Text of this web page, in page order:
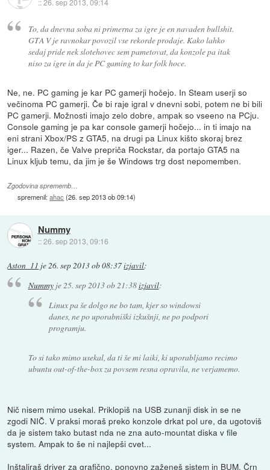
::26. sep 2013, 09:14
To, da dnevna soba ni primerna za igre je en navaden bullshit.
GTA V je ravnokar povozil vse rekorde prodaje. Kako lahko
sedaj pride nek slotehovec sem pametovat, da konzole pa itak
niso za igre in da je PC gaming to kar folk hoce.
Ne, ne. PC gaming je kar PC gamerji hočejo. In Steam userji so
večinoma PC gamerji. Če bi raje igral v dnevni sobi, potem ne bi bili
PC gamerji. Možnosti imajo zelo dobre, ampak so vseeno na PCju.
Console gaming je pa kar console gamerji hočejo... in ti imajo na
eni strani Xbox/PS z GTA5, na drugi pa Linux kišto skoraj brez
iger... Razen, če Valve prepriča Rockstar, da portajo GTA5 na
Linux kljub temu, da jim je še Windows trg dost nepomemben.
Zgodovina sprememb…
spremenil:ahac (26. sep 2013 ob 09:14)
Nummy
::26. sep 2013, 09:16
Aston_11 je 26. sep 2013 ob 08:37izjavil:
Nummyje25. sep 2013 ob 21:38izjavil:
Linux pa še dolgo ne bo tam, kjer so windowsi
danes, ne po uporabniški izkušnji, ne po podpori
programju.
To si tako mimo usekal, da ti še mi laiki, ki uporabljamo recimo
ubuntu out-of-the-box za povsem resna opravila, ne verjamemo.
Nič nisem mimo usekal. Priklopiš na USB zunanji disk in se ne
zgodi NIČ. V praksi moraš preko konzole drkat pol ure, da ugotoviš
da je sistem tako butast nda ne zna auto-mountat diska v file
system. Ampak to še ni najlepši cvet...
Inštaliraš driver za grafično, ponovno zaženeš sistem in BUM. Črn